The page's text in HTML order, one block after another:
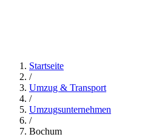
Startseite
/
Umzug & Transport
/
Umzugsunternehmen
/
Bochum